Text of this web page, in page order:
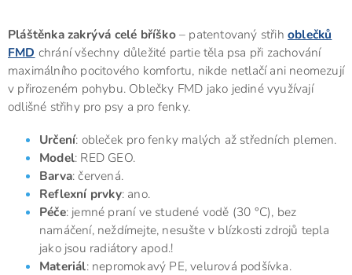
Pláštěnka zakrývá celé bříško– patentovaný střihoblečků
FMD chrání všechny důležité partie těla psa při zachování
maximálního pocitového komfortu, nikde netlačí ani neomezují
v přirozeném pohybu. Oblečky FMD jako jediné využívají
odlišné střihy pro psy a pro fenky.
Určení: obleček pro fenky malých až středních plemen.
Model: RED GEO.
Barva: červená.
Reflexní prvky: ano.
Péče: jemné praní ve studené vodě (30 °C), bez
namáčení, neždímejte, nesušte v blízkosti zdrojů tepla
jako jsou radiátory apod.!
Materiál: nepromokavý PE, velurová podšívka.